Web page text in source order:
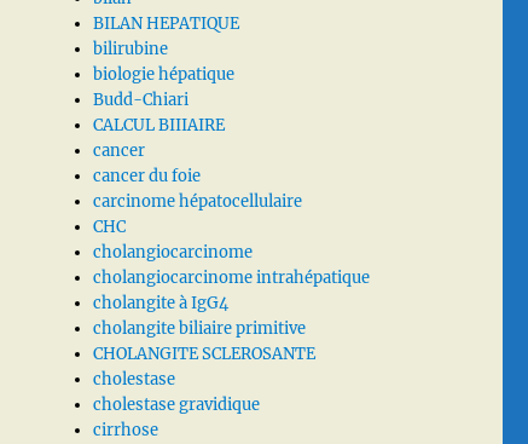
BILAN HEPATIQUE
bilirubine
biologie hépatique
Budd-Chiari
CALCUL BIIIAIRE
cancer
cancer du foie
carcinome hépatocellulaire
CHC
cholangiocarcinome
cholangiocarcinome intrahépatique
cholangite à IgG4
cholangite biliaire primitive
CHOLANGITE SCLEROSANTE
cholestase
cholestase gravidique
cirrhose